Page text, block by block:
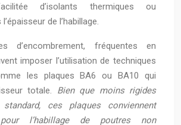
d’isolants thermiques ou
de l’habillage.
d’encombrement, fréquentes en
imposer l’utilisation de techniques
les plaques BA6 ou BA10 qui
totale. Bien que moins rigides
ces plaques conviennent
pour l’habillage de poutres non